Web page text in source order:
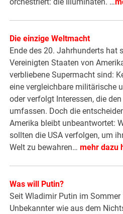
Die einzige Weltmacht
Ende des 20. Jahrhunderts hat
Vereinigten Staaten von
verbliebene Supermacht sind:
eine vergleichbare militärische
oder verfolgt Interessen, die
umfassen. Doch die
Amerika bleibt unbeantwortet:
sollten die USA verfolgen, um
Welt zu bewahren…mehr dazu
Was will Putin?
Seit Wladimir Putin im Sommer
Unbekannter wie aus dem